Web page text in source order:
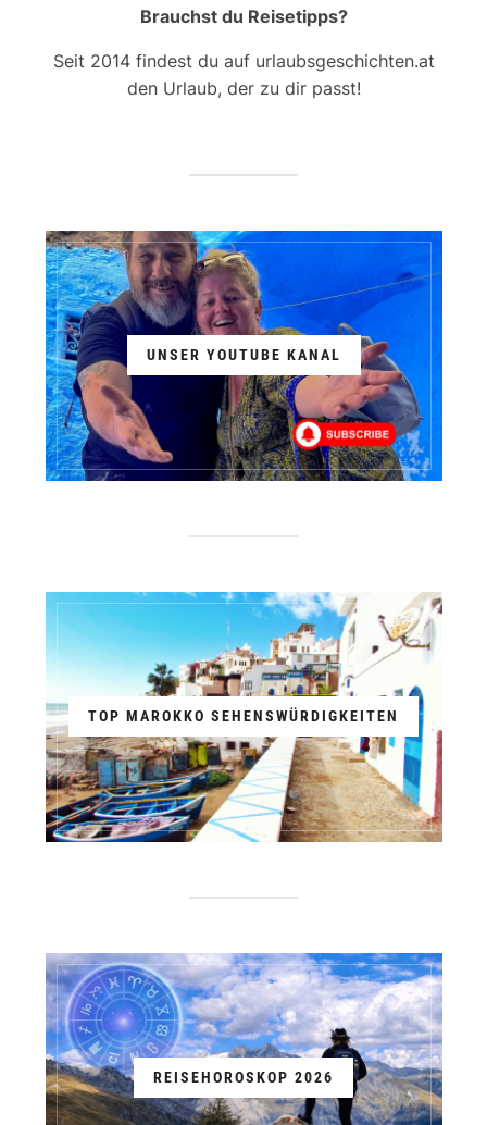
Brauchst du Reisetipps?
Seit 2014 findest du auf urlaubsgeschichten.at
den Urlaub, der zu dir passt!
UNSER YOUTUBE KANAL
TOP MAROKKO SEHENSWÜRDIGKEITEN
REISEHOROSKOP 2026